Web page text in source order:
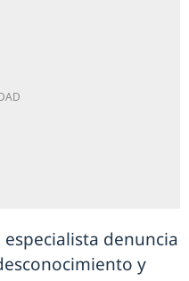
denuncia
y